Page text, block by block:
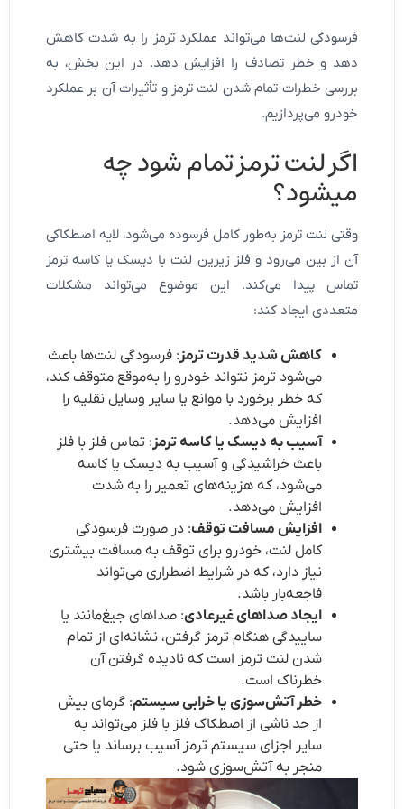
فرسودگی لنت‌ها می‌تواند عملکرد ترمز را به شدت کاهش
دهد و خطر تصادف را افزایش دهد. در این بخش، به
بررسی خطرات تمام شدن لنت ترمز و تأثیرات آن بر عملکرد
خودرو می‌پردازیم.
اگر لنت ترمز تمام شود چه
میشود؟
وقتی لنت ترمز به‌طور کامل فرسوده می‌شود، لایه اصطکاکی
آن از بین می‌رود و فلز زیرین لنت با دیسک یا کاسه ترمز
تماس پیدا می‌کند. این موضوع می‌تواند مشکلات
متعددی ایجاد کند:
کاهش شدید قدرت ترمز : فرسودگی لنت‌ها باعث
می‌شود ترمز نتواند خودرو را به‌موقع متوقف کند،
که خطر برخورد با موانع یا سایر وسایل نقلیه را
افزایش می‌دهد.
آسیب به دیسک یا کاسه ترمز : تماس فلز با فلز
باعث خراشیدگی و آسیب به دیسک یا کاسه
می‌شود، که هزینه‌های تعمیر را به شدت
افزایش می‌دهد.
افزایش مسافت توقف: در صورت فرسودگی
کامل لنت، خودرو برای توقف به مسافت بیشتری
نیاز دارد، که در شرایط اضطراری می‌تواند
فاجعه‌بار باشد.
ایجاد صداهای غیرعادی: صداهای جیغ‌مانند یا
ساییدگی هنگام ترمز گرفتن، نشانه‌ای از تمام
شدن لنت ترمز است که نادیده گرفتن آن
خطرناک است.
خطر آتش‌سوزی یا خرابی سیستم: گرمای بیش
از حد ناشی از اصطکاک فلز با فلز می‌تواند به
سایر اجزای سیستم ترمز آسیب برساند یا حتی
منجر به آتش‌سوزی شود.